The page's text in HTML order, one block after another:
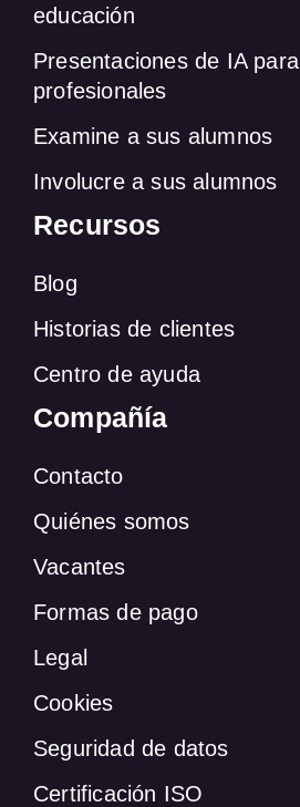
educación
Presentaciones de IA para
profesionales
Examine a sus alumnos
Involucre a sus alumnos
Recursos
Blog
Historias de clientes
Centro de ayuda
Compañía
Contacto
Quiénes somos
Vacantes
Formas de pago
Legal
Cookies
Seguridad de datos
Certificación ISO